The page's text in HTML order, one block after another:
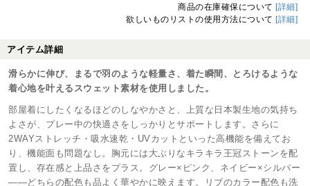
商品の在庫確保について [詳細]
欲しいものリストの使用方法について [詳細]
アイテム詳細
滑らかに伸び、まるで羽のような軽量さ、着た瞬間、とろけるような
着心地を叶えるスウェット素材を使用しました。
部屋着にしたくなるほどのしなやかさと、上質な日本製生地の気持ち
よさが、プレー中の快適さをしっかりとサポートします。さらに
2WAYストレッチ・吸水速乾・UVカットといった高機能を備えてお
り、機能面も問題なし。胸元には大ぶりなキラキラ王冠ストーンを配
置し、存在感と上品さをプラス。グレー×ピンク、ネイビー×シルバー
――どちらの配色も品よく華やかに映えます。リブのカラー配色も洗